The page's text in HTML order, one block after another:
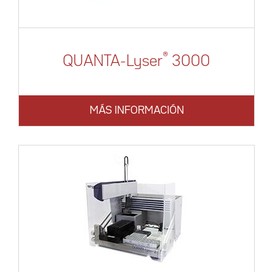
QUANTA-Lyser® 3000
MÁS INFORMACIÓN